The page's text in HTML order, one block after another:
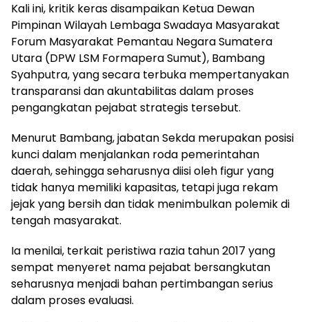
Kali ini, kritik keras disampaikan Ketua Dewan
Pimpinan Wilayah Lembaga Swadaya Masyarakat
Forum Masyarakat Pemantau Negara Sumatera
Utara (DPW LSM Formapera Sumut), Bambang
Syahputra, yang secara terbuka mempertanyakan
transparansi dan akuntabilitas dalam proses
pengangkatan pejabat strategis tersebut.
Menurut Bambang, jabatan Sekda merupakan posisi
kunci dalam menjalankan roda pemerintahan
daerah, sehingga seharusnya diisi oleh figur yang
tidak hanya memiliki kapasitas, tetapi juga rekam
jejak yang bersih dan tidak menimbulkan polemik di
tengah masyarakat.
Ia menilai, terkait peristiwa razia tahun 2017 yang
sempat menyeret nama pejabat bersangkutan
seharusnya menjadi bahan pertimbangan serius
dalam proses evaluasi.